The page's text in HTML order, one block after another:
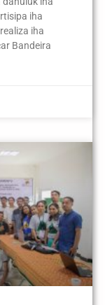
iha
iha
Bandeira